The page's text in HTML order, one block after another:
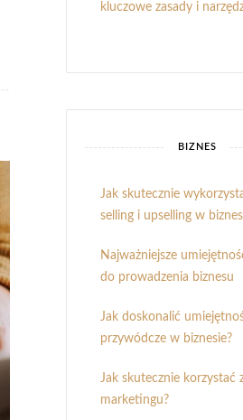
kluczowe zasady i
BIZNES
Jak skutecznie
selling i upselling w
Najważniejsze
do prowadzenia biznesu
Jak doskonalić
przywódcze w biznesie?
Jak skutecznie korzystać
marketingu?